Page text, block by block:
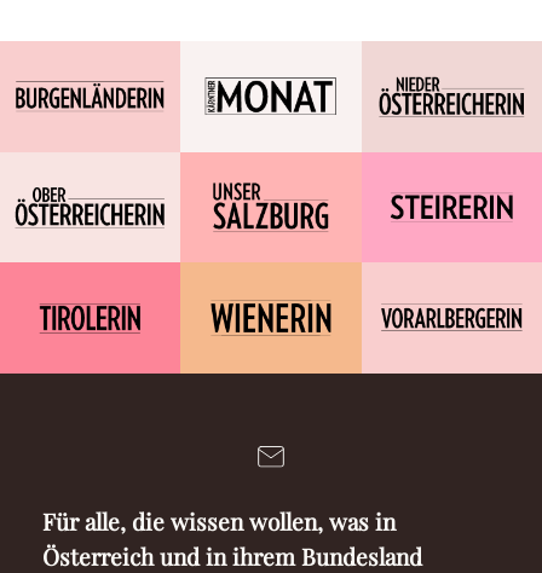
Für alle, die wissen wollen, was in
Österreich und in ihrem Bundesland